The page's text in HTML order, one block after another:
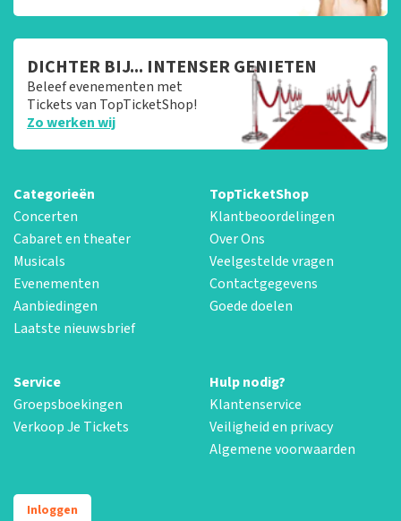
DICHTER BIJ... INTENSER GENIETEN
Beleef evenementen met
Tickets van TopTicketShop!
Zo werken wij
Categorieën
Concerten
Cabaret en theater
Musicals
Evenementen
Aanbiedingen
Laatste nieuwsbrief
TopTicketShop
Klantbeoordelingen
Over Ons
Veelgestelde vragen
Contactgegevens
Goede doelen
Service
Groepsboekingen
Verkoop Je Tickets
Hulp nodig?
Klantenservice
Veiligheid en privacy
Algemene voorwaarden
Inloggen